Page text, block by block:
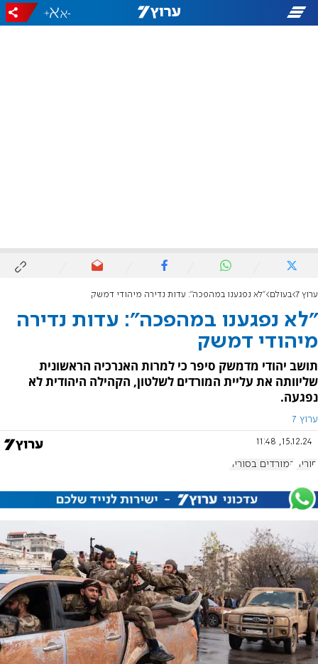
-
+
ערוץ 7 בעולם "לא נפגענו במהפכה": עדות נדירה מיהודי דמשק
"לא נפגענו במהפכה": עדות נדירה
מיהודי דמשק
תושב יהודי מדמשק סיפר כי למרות האנרכיה הראשונית
שליוותה את עליית המורדים לשלטון, הקהילה היהודית לא
נפגעה.
ערוץ 7
15.12.24, 11:48
סוריה המורדים בסוריה